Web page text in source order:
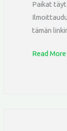
Paikat
tämän
Read More